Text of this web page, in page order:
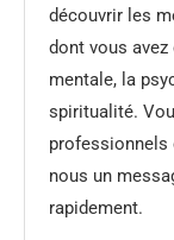
découvrir les
dont vous
mentale, la
spiritualité.
professionnels
nous un
rapidement.